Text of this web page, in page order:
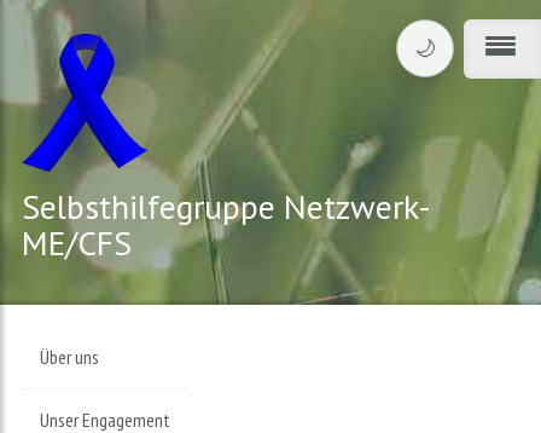
Menü
🌙Design
Selbsthilfegruppe Netzwerk-
ME/CFS
Über uns
Unser Engagement